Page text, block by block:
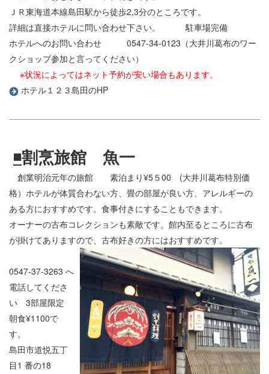
ＪＲ東海道本線島田駅から徒歩2,3分のところです。
詳細は直接ホテルに問い合わせ下さい。 駐車場完備
ホテルへのお問い合わせ 0547-34-0123（大井川葛布のワー
クショップ参加と言ってください）
※状況によってはネット予約が安い場合もあります。
ホテル１２３島田のHP
◾割烹旅館 魚一
創業明治元年の旅館 素泊まり¥5５00 (大井川葛布特別価
格）ホテルが体質合わない方、畳の部屋が良い方、アレルギーの
ある方におすすめです。食事付きにすることもできます。
オーナーの古布コレクションも素敵です。館内至るところに古布
が掛けてありますので、古布好きの方にはおすすめです。
0547-37-3263 へ
電話してくださ
い 3部屋限定
朝食¥1100で
す。
島田市道悦五丁
目1 番の18